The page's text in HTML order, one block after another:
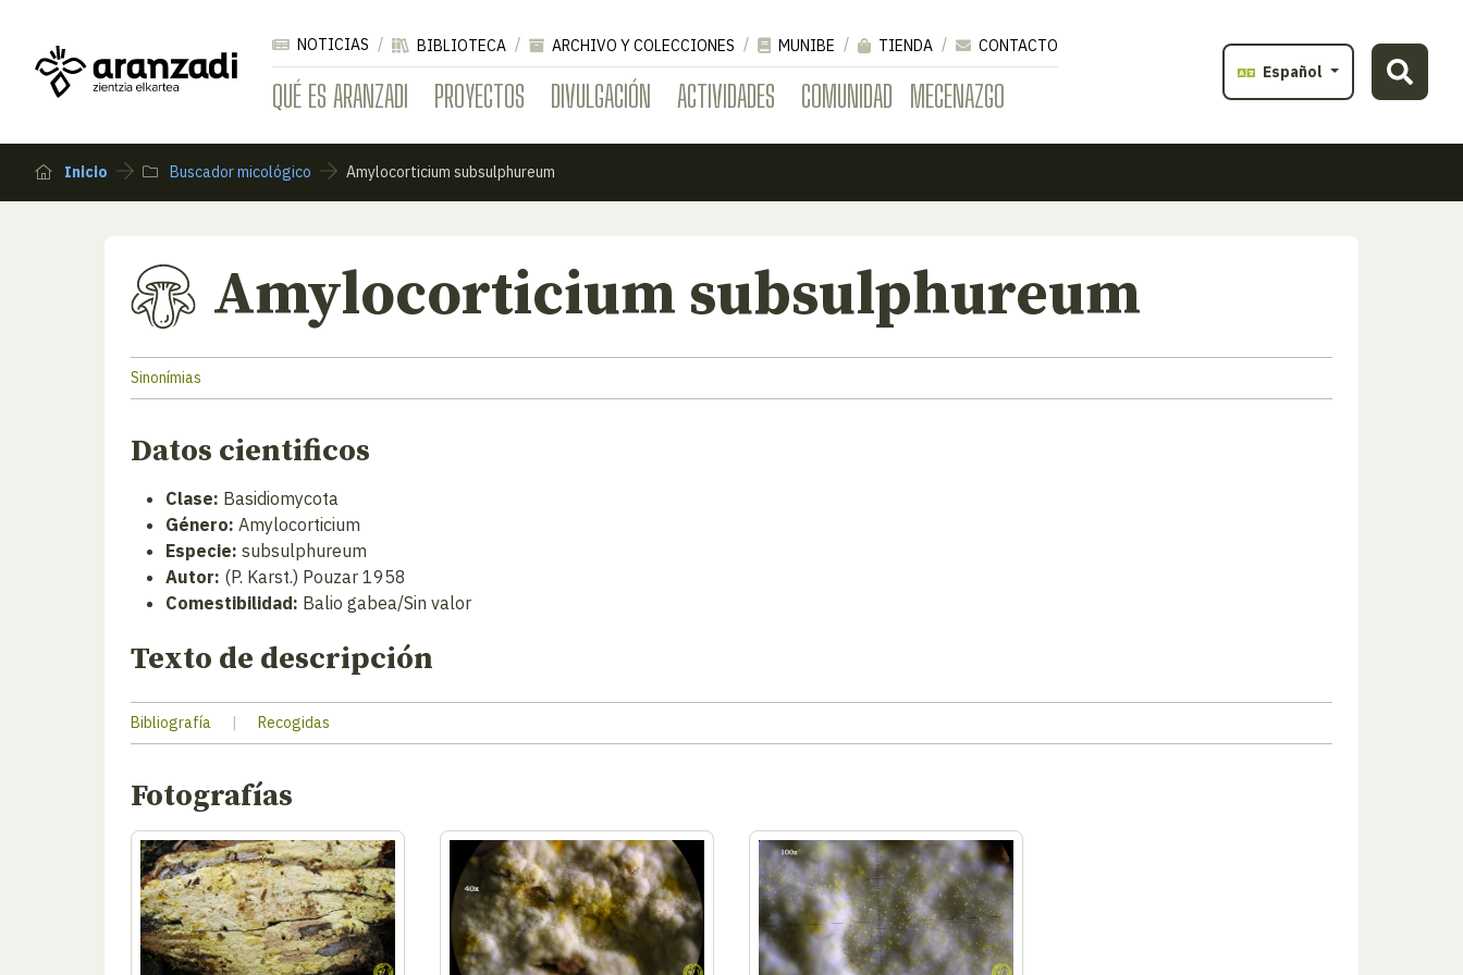
QUÉ ES ARANZADI PROYECTOS DIVULGACIÓN ACTIVIDADES COMUNIDAD MECENAZGO
NOTICIAS BIBLIOTECA ARCHIVO Y COLECCIONES MUNIBE TIENDA
CONTACTO
Español
Inicio Buscador micológico Amylocorticium subsulphureum
Amylocorticium subsulphureum
Sinonímias
Datos cientificos
Clase: Basidiomycota
Género: Amylocorticium
Especie: subsulphureum
Autor: (P. Karst.) Pouzar 1958
Comestibilidad: Balio gabea/Sin valor
Texto de descripción
Bibliografía | Recogidas
Fotografías